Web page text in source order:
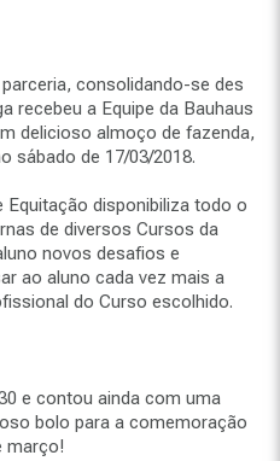
consolidando-se des
recebeu a Equipe da Bauhaus
delicioso almoço de fazenda,
sábado de 17/03/2018.
disponibiliza todo o
de diversos Cursos da
novos desafios e
ao aluno cada vez mais a
do Curso escolhido.
e contou ainda com uma
bolo para a comemoração
março!